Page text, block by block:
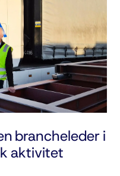
brancheleder i
aktivitet